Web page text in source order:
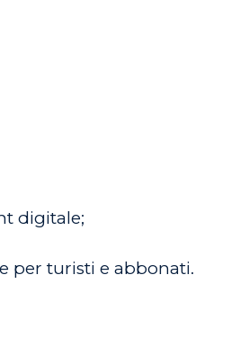
digitale;
per turisti e abbonati.